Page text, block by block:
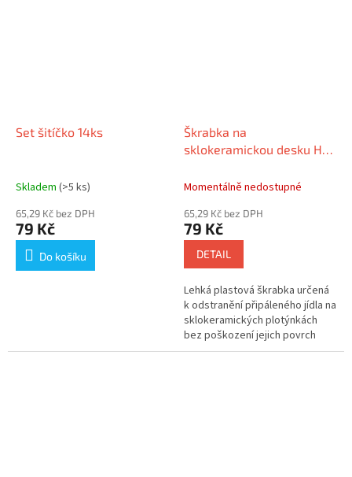
Set šitíčko 14ks
Skladem (>5 ks)
65,29 Kč bez DPH
79 Kč
Do košíku
Škrabka na
sklokeramickou desku HQ
Momentálně nedostupné
65,29 Kč bez DPH
79 Kč
DETAIL
Lehká plastová škrabka určená
k odstranění připáleného jídla na
sklokeramických plotýnkách
bez poškození jejich povrch